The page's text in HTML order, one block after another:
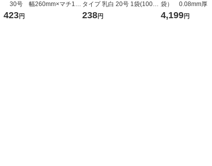
30号 幅260mm×マチ130
mm×縦480mm 1袋（100
423円
タイプ 乳白 20号 1袋(100枚
入) オリジナル
238円
袋） 0.08mm
340×480mm 1
4,199円